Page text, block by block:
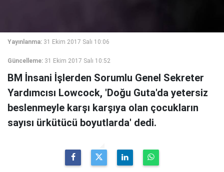
Yayınlanma: 31 Ekim 2017 Salı 10:06
Güncelleme: 31 Ekim 2017 Salı 10:52
BM İnsani İşlerden Sorumlu Genel Sekreter
Yardımcısı Lowcock, 'Doğu Guta'da yetersiz
beslenmeyle karşı karşıya olan çocukların
sayısı ürkütücü boyutlarda' dedi.